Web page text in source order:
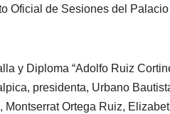
Oficial de Sesiones del
y Diploma “Adolfo Ruiz
presidenta, Urbano
Ortega Ruiz,